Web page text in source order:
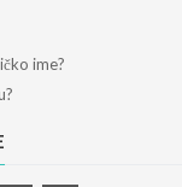
ime?